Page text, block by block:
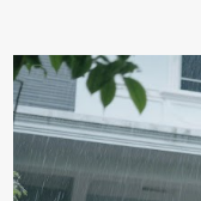
hảo, địa vị cao sang của
Tùng, một doanh nhân
bà Đỗ Thị Nga, lập tức
viện cớ “không đủ khả
quyền giám hộ, yêu cầu